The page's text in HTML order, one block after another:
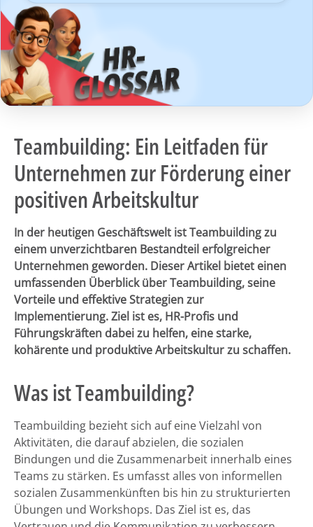
Teambuilding: Ein Leitfaden für
Unternehmen zur Förderung einer
positiven Arbeitskultur
In der heutigen Geschäftswelt ist Teambuilding zu
einem unverzichtbaren Bestandteil erfolgreicher
Unternehmen geworden. Dieser Artikel bietet einen
umfassenden Überblick über Teambuilding, seine
Vorteile und effektive Strategien zur
Implementierung. Ziel ist es, HR-Profis und
Führungskräften dabei zu helfen, eine starke,
kohärente und produktive Arbeitskultur zu schaffen.
Was ist Teambuilding?
Teambuilding bezieht sich auf eine Vielzahl von
Aktivitäten, die darauf abzielen, die sozialen
Bindungen und die Zusammenarbeit innerhalb eines
Teams zu stärken. Es umfasst alles von informellen
sozialen Zusammenkünften bis hin zu strukturierten
Übungen und Workshops. Das Ziel ist es, das